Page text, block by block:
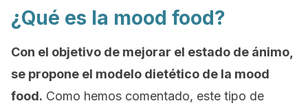
¿Qué es la mood food?
Con el objetivo de mejorar el estado de ánimo,
se propone el modelo dietético de la mood
food. Como hemos comentado, este tipo de